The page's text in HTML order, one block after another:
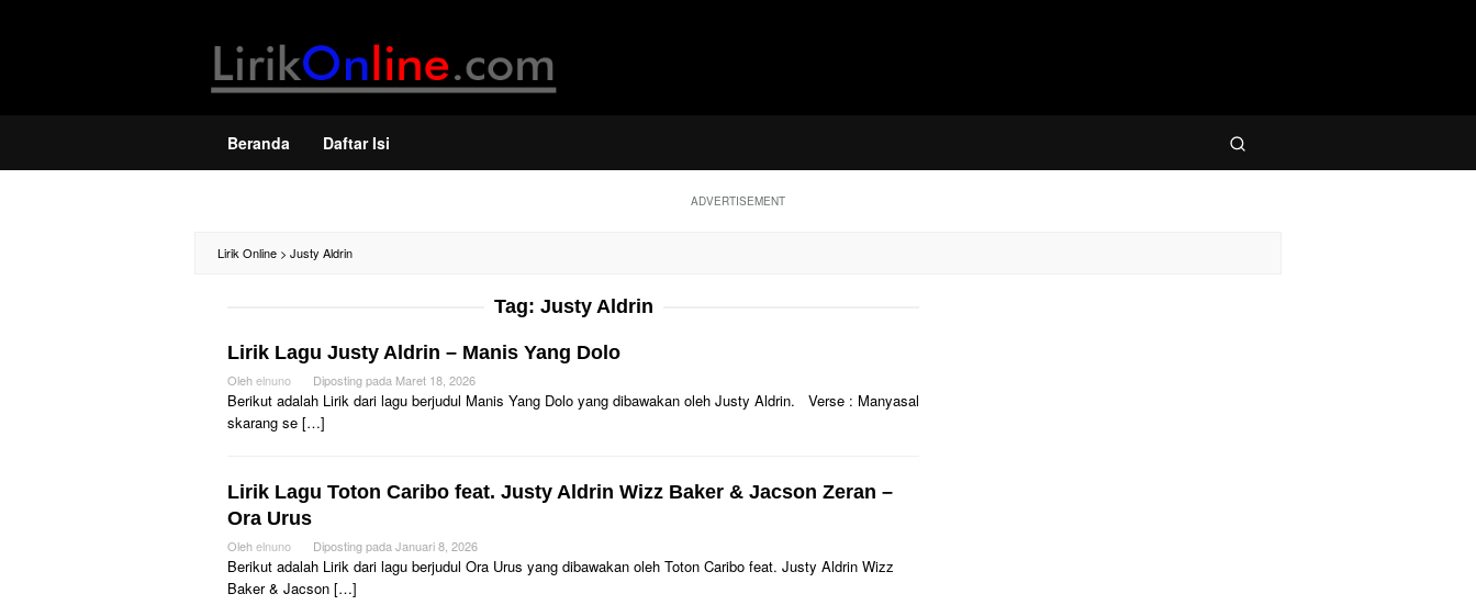
Beranda Daftar Isi
ADVERTISEMENT
Lirik Online > Justy Aldrin
Tag: Justy Aldrin
Lirik Lagu Justy Aldrin – Manis Yang Dolo
Olehelnuno Diposting pada Maret 18, 2026
Berikut adalah Lirik dari lagu berjudul Manis Yang Dolo yang dibawakan oleh Justy Aldrin. Verse : Manyasal
skarang se […]
Lirik Lagu Toton Caribo feat. Justy Aldrin Wizz Baker & Jacson Zeran –
Ora Urus
Olehelnuno Diposting pada Januari 8, 2026
Berikut adalah Lirik dari lagu berjudul Ora Urus yang dibawakan oleh Toton Caribo feat. Justy Aldrin Wizz
Baker & Jacson […]